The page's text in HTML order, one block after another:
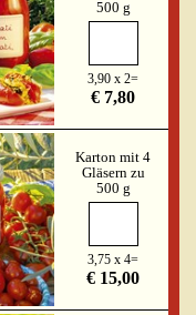
500 g
3,90 x 2=
€ 7,80
Karton mit 4
Gläsern zu
500 g
3,75 x 4=
€ 15,00